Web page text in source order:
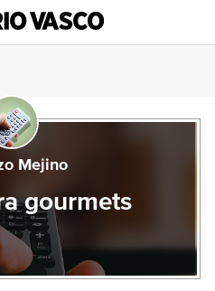
Mejino
gourmets